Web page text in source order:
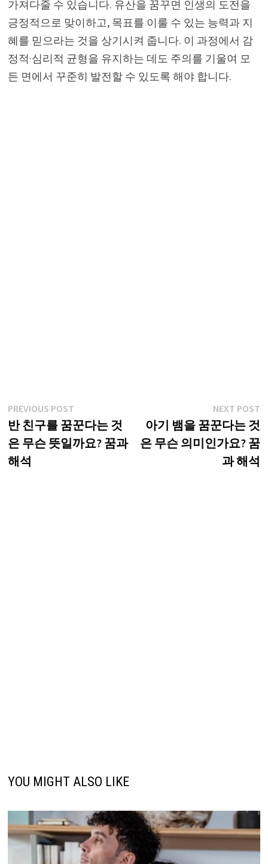
가져다줄 수 있습니다. 유산을 꿈꾸면 인생의 도전을
긍정적으로 맞이하고, 목표를 이룰 수 있는 능력과 지
혜를 믿으라는 것을 상기시켜 줍니다. 이 과정에서 감
정적·심리적 균형을 유지하는 데도 주의를 기울여 모
든 면에서 꾸준히 발전할 수 있도록 해야 합니다.
글
탐
색
PREVIOUS POSTPrevious
post:
반 친구를 꿈꾼다는 것
은 무슨 뜻일까요? 꿈과
해석
NEXT POST
아기 뱀을 꿈꾼다는 것
은 무슨 의미인가요? 꿈
과 해석
YOU MIGHT ALSO LIKE